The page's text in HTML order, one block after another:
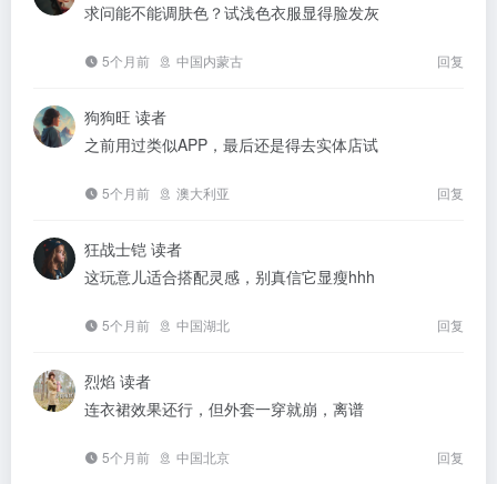
求问能不能调肤色？试浅色衣服显得脸发灰
5个月前 中国内蒙古 回复
狗狗旺 读者
之前用过类似APP，最后还是得去实体店试
5个月前 澳大利亚 回复
狂战士铠 读者
这玩意儿适合搭配灵感，别真信它显瘦hhh
5个月前 中国湖北 回复
烈焰 读者
连衣裙效果还行，但外套一穿就崩，离谱
5个月前 中国北京 回复